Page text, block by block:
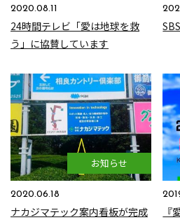
2020.08.11
24時間テレビ「愛は地球を救
う」に協賛しています
お知らせ
2020.06.18
ナカジマテック案内看板が完成
『